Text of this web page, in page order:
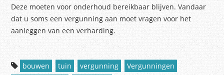
Deze moeten voor onderhoud bereikbaar blijven. Vandaar
dat u soms een vergunning aan moet vragen voor het
aanleggen van een verharding.
bouwen tuin vergunning
Vergunningen